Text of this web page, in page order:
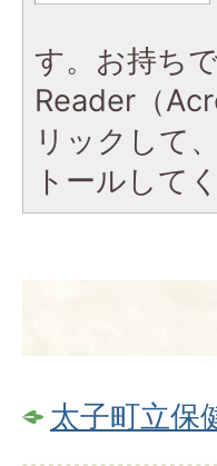
す。お持ち
Reader（
リックして
トールして
太子町立保